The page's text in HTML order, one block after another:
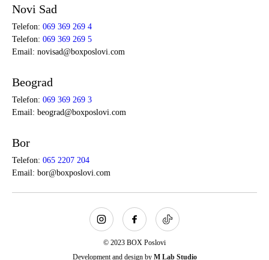
Novi Sad
Telefon: 069 369 269 4
Telefon: 069 369 269 5
Email: novisad@boxposlovi.com
Beograd
Telefon: 069 369 269 3
Email: beograd@boxposlovi.com
Bor
Telefon: 065 2207 204
Email: bor@boxposlovi.com
© 2023 BOX Poslovi
Development and design by M Lab Studio